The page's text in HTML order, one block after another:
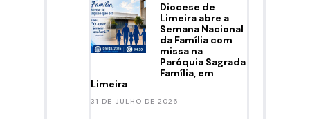
Diocese de
Limeira abre a
Semana Nacional
da Família com
missa na
Paróquia Sagrada
Família, em
Limeira
31 DE JULHO DE 2026